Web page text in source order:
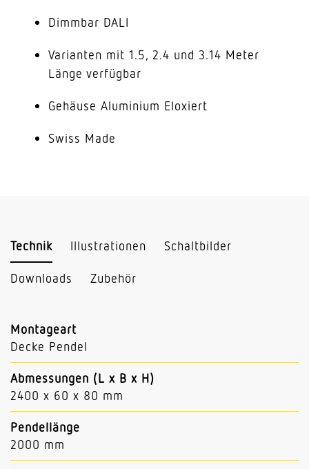
Dimmbar DALI
Varianten mit 1.5, 2.4 und 3.14 Meter
Länge verfügbar
Gehäuse Aluminium Eloxiert
Swiss Made
Technik Illustrationen Schaltbilder
Downloads Zubehör
Montageart
Decke Pendel
Abmessungen (L x B x H)
2400 x 60 x 80 mm
Pendellänge
2000 mm